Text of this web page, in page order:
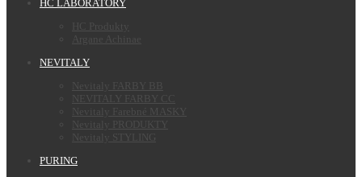
HC LABORATORY
HC Produkty
Argane Achinae
NEVITALY
Nevitaly FARBY BB
NEVITALY FARBY CC
Nevitaly Farebné MASKY
Nevitaly PRODUKTY
Nevitaly STYLING
PURING